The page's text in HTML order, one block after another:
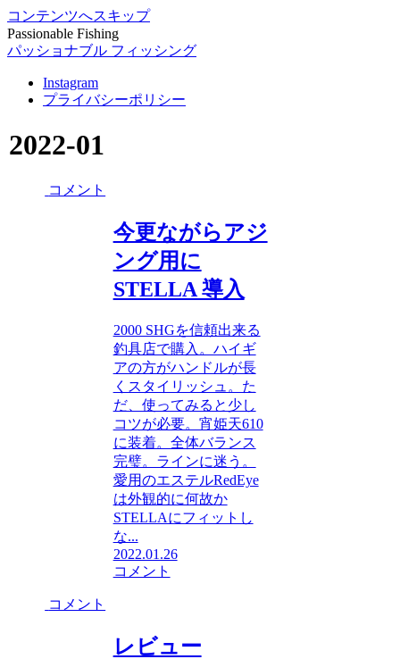
コンテンツへスキップ
Passionable Fishing
パッショナブル フィッシング
Instagram
プライバシーポリシー
2022-01
コメント
今更ながらアジ
ング用に
STELLA 導入
2000 SHGを信頼出来る
釣具店で購入。ハイギ
アの方がハンドルが長
くスタイリッシュ。た
だ、使ってみると少し
コツが必要。宵姫天610
に装着。全体バランス
完璧。ラインに迷う。
愛用のエステルRedEye
は外観的に何故か
STELLAにフィットし
な...
2022.01.26
コメント
コメント
レビュー